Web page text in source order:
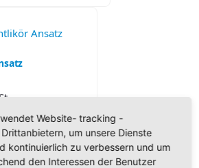
5-6 Werktage
Website- tracking -
um unsere Dienste
kontinuierlich zu verbessern und um
den Interessen der Benutzer